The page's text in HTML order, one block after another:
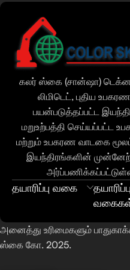
கலர் ஸ்கை (சான்ஷா)
லிமிடெட், புதிய
பயன்படுத்தப்பட்ட
மறுஉற்பத்தி செய்யப்பட்ட
மற்றும் உபகரண வாடகை
இயந்திரங்களின்
தயாரிப்பு வகை
தயாரிப்பு
அனைத்து உரிமைகளும்
ஸ்கை கோ. 2025.
Arabic
French
Indonesian
Vietnamese
Thai
Portuguese
Russian
Hindi
Bengali
Urdu